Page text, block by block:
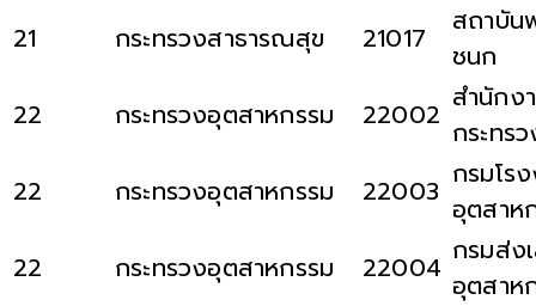
21
กระทรวงสาธารณสุข 21017
สถาบัน
ชนก
22
กระทรวงอุตสาหกรรม 22002 สำนักง
กระทร
22
กระทรวงอุตสาหกรรม 22003 กรมโร
อุตสาห
22
กระทรวงอุตสาหกรรม 22004 กรมส่ง
อุตสาห